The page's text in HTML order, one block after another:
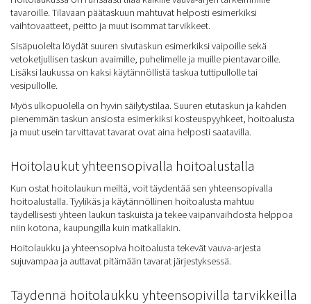
tavaroille. Tilavaan päätaskuun mahtuvat helposti esimerkiksi
vaihtovaatteet, peitto ja muut isommat tarvikkeet.
Sisäpuolelta löydät suuren sivutaskun esimerkiksi vaipoille sekä
vetoketjullisen taskun avaimille, puhelimelle ja muille pientavaroille.
Lisäksi laukussa on kaksi käytännöllistä taskua tuttipullolle tai
vesipullolle.
Myös ulkopuolella on hyvin säilytystilaa. Suuren etutaskun ja kahden
pienemmän taskun ansiosta esimerkiksi kosteuspyyhkeet, hoitoalusta
ja muut usein tarvittavat tavarat ovat aina helposti saatavilla.
Hoitolaukut yhteensopivalla hoitoalustalla
Kun ostat hoitolaukun meiltä, voit täydentää sen yhteensopivalla
hoitoalustalla. Tyylikäs ja käytännöllinen hoitoalusta mahtuu
täydellisesti yhteen laukun taskuista ja tekee vaipanvaihdosta helppoa
niin kotona, kaupungilla kuin matkallakin.
Hoitolaukku ja yhteensopiva hoitoalusta tekevät vauva-arjesta
sujuvampaa ja auttavat pitämään tavarat järjestyksessä.
Täydennä hoitolaukku yhteensopivilla tarvikkeilla